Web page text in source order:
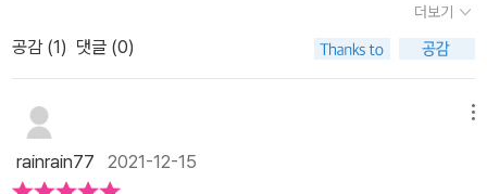
절로 지어지더군요. 저도 아이의 물건들을 이렇게 모아놓고 한번 사
진을 찍어야겠다는 생각이 들었답니다.작고 귀여운 물건들을 쓰는 시
기는 정말 빠르게 지나가는 것 같아요.^^아침에 일어나 살금살금 엄
마에게 다가가는 딸.엄마, 아빠 그리고 주인공과 루카. 네 식구가 알콩
달콩 살아가는 집입니다.'와, 비 온다!' 내가 외쳐요.'장화랑 물웅덩이
의 날이네!'엄마가 대답해요. 그리고 덧붙여요.'화장실 먼저 다녀오
더보기
공감 (1) 댓글 (0)
rainrain77 2021-12-15